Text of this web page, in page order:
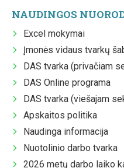
NAUDINGOS
Excel mokymai
Įmonės vidaus tvarkų
DAS tvarka (privačiam
DAS Online programa
DAS tvarka (viešajam
Apskaitos politika
Naudinga informacija
Nuotolinio darbo tvarka
2026 metų darbo laiko